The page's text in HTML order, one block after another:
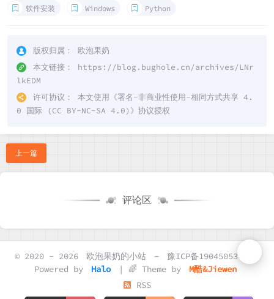
软件安装 Windows Python
版权归属：
欧泡果奶
本文链接：
https://blog.bughole.cn/archives/LNr
lkEDM
许可协议：
本文使用《署名-非商业性使用-相同方式共享 4.
0 国际 (CC BY-NC-SA 4.0) 》协议授权
上一篇
评论区
© 2020 - 2026 欧泡果奶的小站 -
豫ICP备19045053号-2
Powered by
Halo | 🌈 Theme by
M酷&Jiewen
RSS